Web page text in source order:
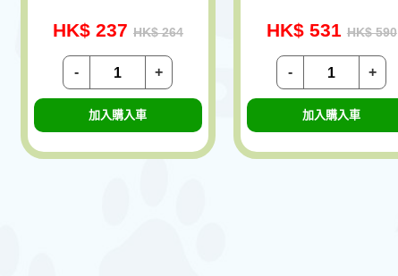
HK$ 237 HK$ 264
+
-
加入購入車
HK$ 531 HK$ 590
+
-
加入購入車